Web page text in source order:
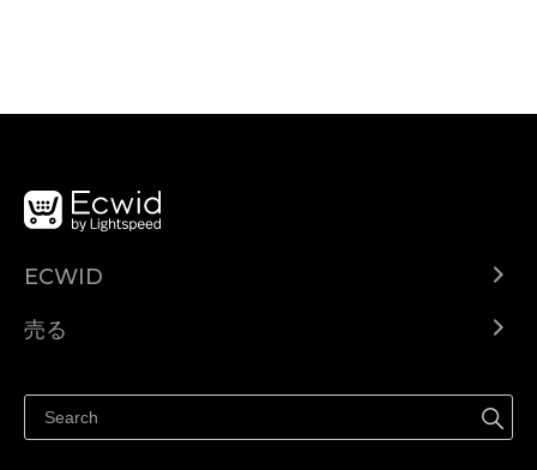
ECWID
ヘルプセンター
売る
Facebookで販売する
Instagramで販売する